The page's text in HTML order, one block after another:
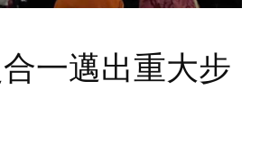
一邁出重大步